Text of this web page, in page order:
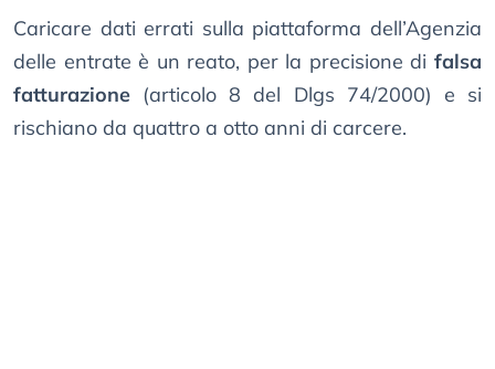
Caricare dati errati sulla piattaforma dell’Agenzia
delle entrate è un reato, per la precisione di falsa
fatturazione (articolo 8 del Dlgs 74/2000) e si
rischiano da quattro a otto anni di carcere.